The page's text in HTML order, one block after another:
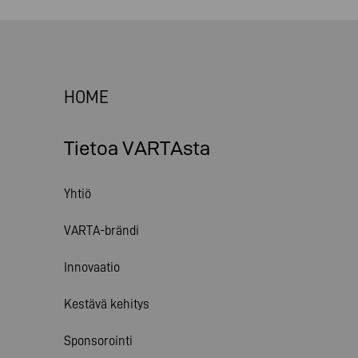
HOME
Tietoa VARTAsta
Yhtiö
VARTA-brändi
Innovaatio
Kestävä kehitys
Sponsorointi